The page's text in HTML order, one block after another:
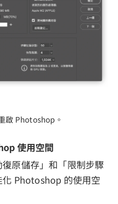
啟 Photoshop。
使用空間
原儲存」和「限制步驟
Photoshop 的使用空